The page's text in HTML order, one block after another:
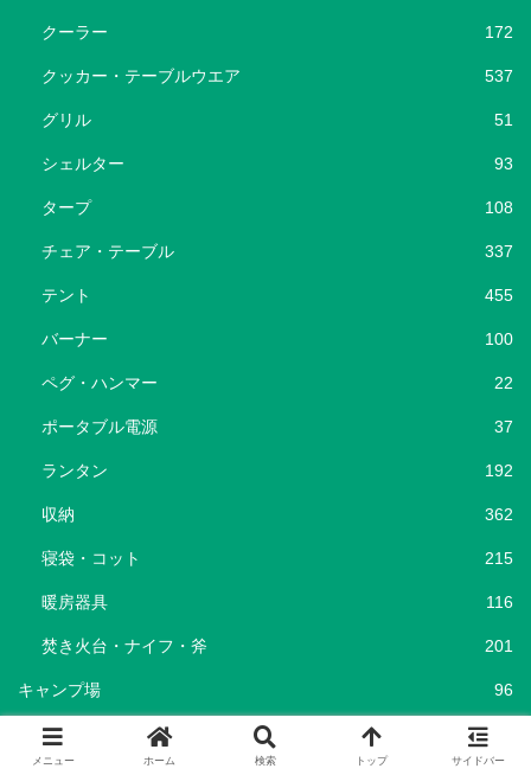
クーラー 172
クッカー・テーブルウエア 537
グリル 51
シェルター 93
タープ 108
チェア・テーブル 337
テント 455
バーナー 100
ペグ・ハンマー 22
ポータブル電源 37
ランタン 192
収納 362
寝袋・コット 215
暖房器具 116
焚き火台・ナイフ・斧 201
キャンプ場 96
キャンプ飯
メニュー ホーム 検索 トップ サイドバー